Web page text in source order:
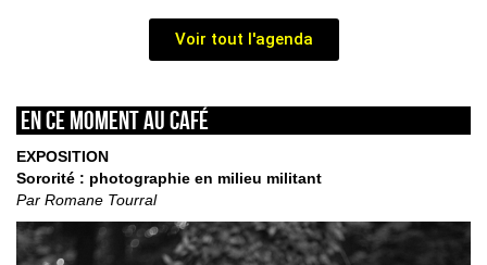
Voir tout l'agenda
En ce moment au café
EXPOSITION
Sororité : photographie en milieu militant
Par Romane Tourral